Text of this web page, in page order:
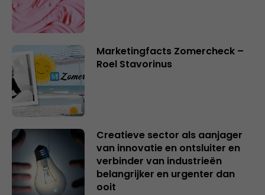
Marketingfacts Zomercheck –
Roel Stavorinus
Creatieve sector als aanjager
van innovatie en ontsluiter en
verbinder van industrieën
belangrijker en urgenter dan
ooit